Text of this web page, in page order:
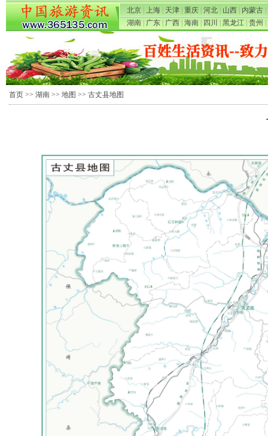
北京 上海 天津 重庆 河北 山西 内蒙古
湖南
广东 广西 海南 四川 黑龙江 贵州
首页 >> 湖南 >> 地图 >> 古丈县地图